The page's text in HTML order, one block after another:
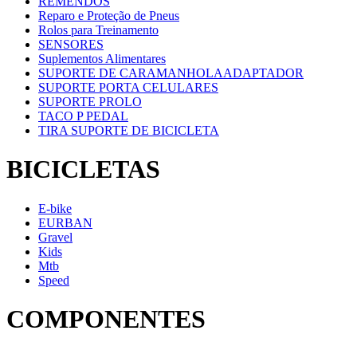
Reparo e Proteção de Pneus
Rolos para Treinamento
SENSORES
Suplementos Alimentares
SUPORTE DE CARAMANHOLAADAPTADOR
SUPORTE PORTA CELULARES
SUPORTE PROLO
TACO P PEDAL
TIRA SUPORTE DE BICICLETA
BICICLETAS
E-bike
EURBAN
Gravel
Kids
Mtb
Speed
COMPONENTES